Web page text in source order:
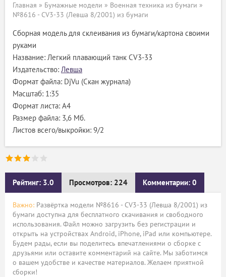
Главная » Бумажные модели » Военная техника из бумаги »
№8616 - CV3-33 (Левша 8/2001) из бумаги
Сборная модель для склеивания из бумаги/картона своими
руками
Название: Легкий плавающий танк CV3-33
Издательство: Левша
Формат файла: DjVu (Скан журнала)
Масштаб: 1:35
Формат листа: А4
Размер файла: 3,6 Мб.
Листов всего/выкройки: 9/2
Рейтинг: 3.0 Просмотров: 224 Комментарии: 0
Важно: Развёртка модели №8616 - CV3-33 (Левша 8/2001) из
бумаги доступна для бесплатного скачивания и свободного
использования. Файл можно загрузить без регистрации и
открыть на устройствах Android, iPhone, iPad или компьютере.
Будем рады, если вы поделитесь впечатлениями о сборке с
друзьями или оставите комментарий на сайте. Мы заботимся
о вашем удобстве и качестве материалов. Желаем приятной
сборки!